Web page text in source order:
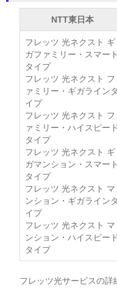
NTT東日本
フレッツ 光ネクスト ギ
ガファミリー・スマート
タイプ
フレッツ 光ネクスト フ
ァミリー・ギガラインタ
イプ
フレッツ 光ネクスト フ
ァミリー・ハイスピード
タイプ
フレッツ 光ネクスト ギ
ガマンション・スマート
タイプ
フレッツ 光ネクスト マ
ンション・ギガラインタ
イプ
フレッツ 光ネクスト マ
ンション・ハイスピード
タイプ
フレッツ光サービスの